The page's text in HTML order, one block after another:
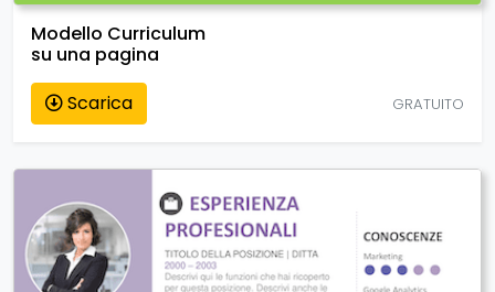
Modello Curriculum
su una pagina
Scarica
GRATUITO